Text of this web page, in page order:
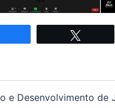
e Desenvolvimento de